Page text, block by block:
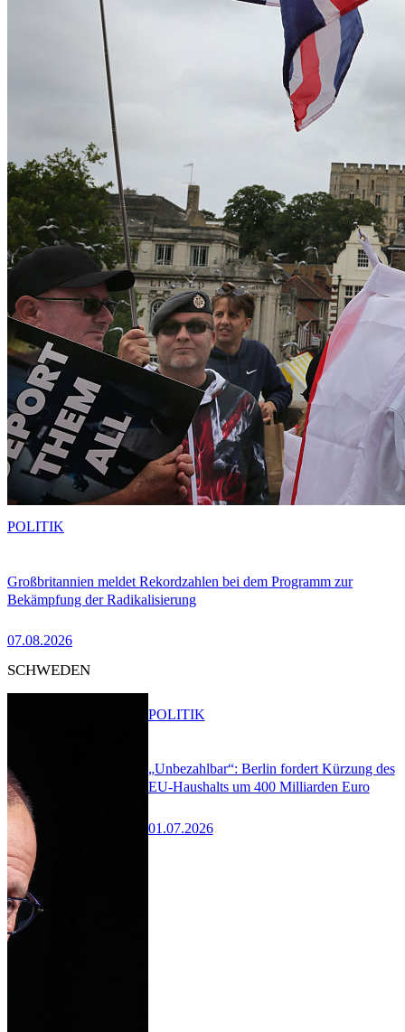
Großbritannien meldet Rekordzahlen bei dem Programm zur
Bekämpfung der Radikalisierung
07.08.2026
POLITIK
SCHWEDEN
„Unbezahlbar“: Berlin fordert Kürzung des
EU-Haushalts um 400 Milliarden Euro
01.07.2026
POLITIK